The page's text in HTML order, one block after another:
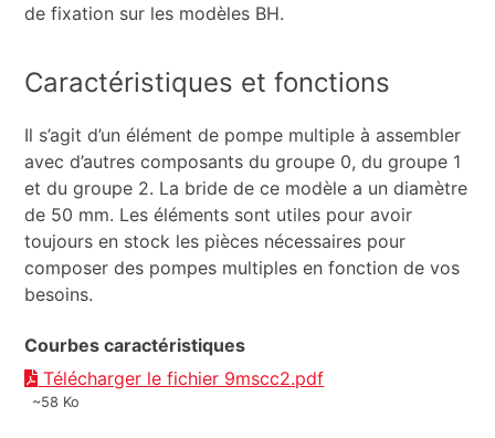
de fixation sur les modèles BH.
Caractéristiques et fonctions
Il s’agit d’un élément de pompe multiple à assembler
avec d’autres composants du groupe 0, du groupe 1
et du groupe 2. La bride de ce modèle a un diamètre
de 50 mm. Les éléments sont utiles pour avoir
toujours en stock les pièces nécessaires pour
composer des pompes multiples en fonction de vos
besoins.
Courbes caractéristiques
Télécharger le fichier 9mscc2.pdf
~58 Ko